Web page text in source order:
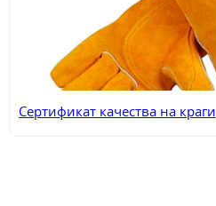
Сертификат качества на краги